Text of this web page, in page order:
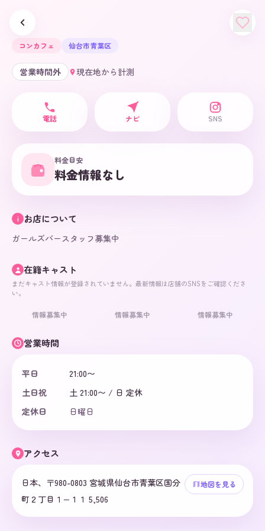
K's
コンカフェ 仙台市青葉区
営業時間外 現在地から計測
電話 ナビ SNS
料金目安
料金情報なし
i お店について
ガールズバースタッフ募集中
在籍キャスト
まだキャスト情報が登録されていません。最新情報は店舗のSNSをご確認くださ
い。
情報募集中 情報募集中 情報募集中
営業時間
平日
21:00〜
土日祝
土 21:00〜 / 日 定休
定休日
日曜日
アクセス
日本、〒980-0803 宮城県仙台市青葉区国分
町２丁目１−１１ 5,506
地図を見る